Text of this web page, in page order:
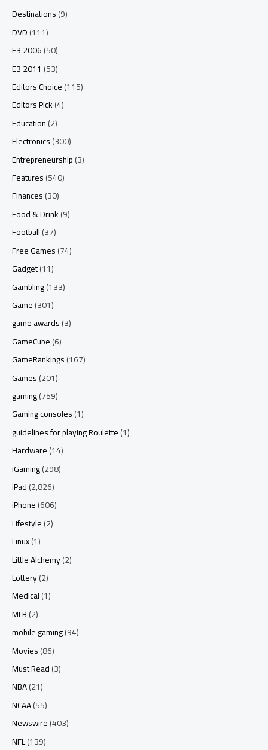
Destinations(9)
DVD(111)
E3 2006(50)
E3 2011 (53)
Editors Choice(115)
Editors Pick(4)
Education(2)
Electronics(300)
Entrepreneurship(3)
Features(540)
Finances(30)
Food & Drink(9)
Football(37)
Free Games(74)
Gadget(11)
Gambling(133)
Game(301)
game awards(3)
GameCube(6)
GameRankings(167)
Games(201)
gaming(759)
Gaming consoles(1)
guidelines for playing Roulette(1)
Hardware(14)
iGaming(298)
iPad(2,826)
iPhone(606)
Lifestyle(2)
Linux(1)
Little Alchemy(2)
Lottery(2)
Medical(1)
MLB(2)
mobile gaming(94)
Movies(86)
Must Read(3)
NBA(21)
NCAA(55)
Newswire(403)
NFL(139)